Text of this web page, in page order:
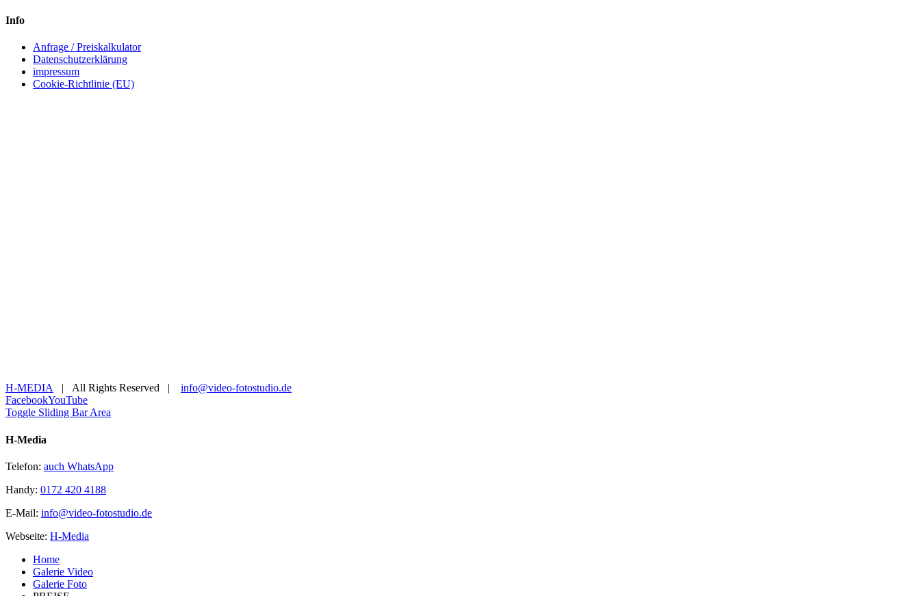
Info
Anfrage / Preiskalkulator
Datenschutzerklärung
impressum
Cookie-Richtlinie (EU)
H-MEDIA | All Rights Reserved | info@video-fotostudio.de
FacebookYouTube
Toggle Sliding Bar Area
H-Media
Telefon: auch WhatsApp
Handy: 0172 420 4188
E-Mail: info@video-fotostudio.de
Webseite: H-Media
Home
Galerie Video
Galerie Foto